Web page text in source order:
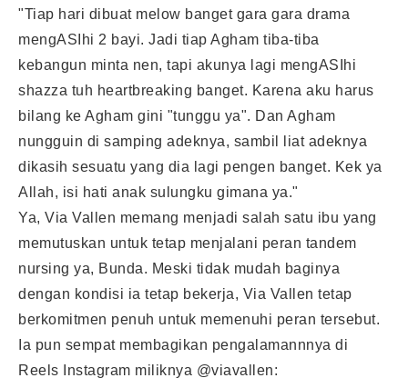
"Tiap hari dibuat melow banget gara gara drama
mengASIhi 2 bayi. Jadi tiap Agham tiba-tiba
kebangun minta nen, tapi akunya lagi mengASIhi
shazza tuh heartbreaking banget. Karena aku harus
bilang ke Agham gini "tunggu ya". Dan Agham
nungguin di samping adeknya, sambil liat adeknya
dikasih sesuatu yang dia lagi pengen banget. Kek ya
Allah, isi hati anak sulungku gimana ya."
Ya, Via Vallen memang menjadi salah satu ibu yang
memutuskan untuk tetap menjalani peran tandem
nursing ya, Bunda. Meski tidak mudah baginya
dengan kondisi ia tetap bekerja, Via Vallen tetap
berkomitmen penuh untuk memenuhi peran tersebut.
Ia pun sempat membagikan pengalamannnya di
Reels Instagram miliknya @viavallen: